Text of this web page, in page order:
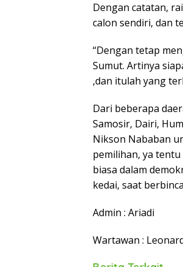
Dengan catatan,
calon sendiri, dan
“Dengan tetap
Sumut. Artinya
,dan itulah yang
Dari beberapa
Samosir, Dairi,
Nikson Nababan
pemilihan, ya
biasa dalam
kedai, saat
Admin : Ariadi
Wartawan :